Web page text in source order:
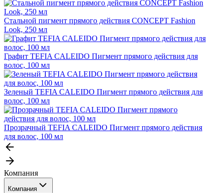
Стальной пигмент прямого действия CONCEPT Fashion
Look, 250 мл
Графит TEFIA CALEIDO Пигмент прямого действия для
волос, 100 мл
Зеленый TEFIA CALEIDO Пигмент прямого действия для
волос, 100 мл
Прозрачный TEFIA CALEIDO Пигмент прямого действия
для волос, 100 мл
Компания
Компания